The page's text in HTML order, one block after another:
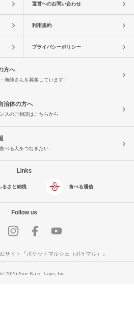
運営へのお問い合わせ
利用規約
プライバシーポリシー
方へ
漁師さんを募集しています!
治体の方へ
スのご相談はこちらから
べる人をつなぎたい
Links
るさと納税 食べる通信
Follow us
サイト『ポケットマルシェ（ポケマル）』
2026 Ame Kaze Taiyo, Inc.